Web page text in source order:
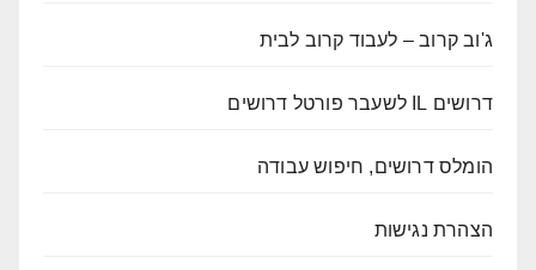
ג'וב קרוב – לעבוד קרוב לבית
דרושים IL לשעבר פורטל דרושים
הומלס דרושים, חיפוש עבודה
הצהרת נגישות